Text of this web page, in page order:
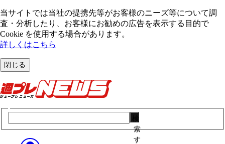
当サイトでは当社の提携先等がお客様のニーズ等について調
査・分析したり、お客様にお勧めの広告を表⽰する⽬的で
Cookie を使⽤する場合があります。
詳しくはこちら
閉じる
索
す